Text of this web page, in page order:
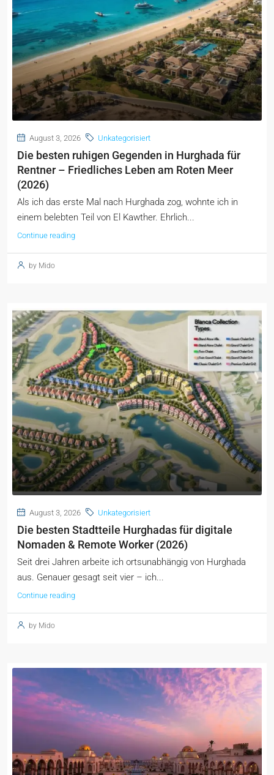
August 3, 2026 Unkategorisiert
Die besten ruhigen Gegenden in Hurghada für
Rentner – Friedliches Leben am Roten Meer
(2026)
Als ich das erste Mal nach Hurghada zog, wohnte ich in
einem belebten Teil von El Kawther. Ehrlich...
Continue reading
by Mido
August 3, 2026 Unkategorisiert
Die besten Stadtteile Hurghadas für digitale
Nomaden & Remote Worker (2026)
Seit drei Jahren arbeite ich ortsunabhängig von Hurghada
aus. Genauer gesagt seit vier – ich...
Continue reading
by Mido